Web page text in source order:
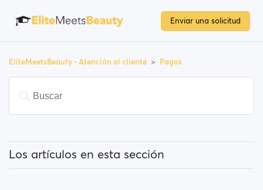
Enviar una solicitud
EliteMeetsBeauty - Atención al cliente Pagos
Los artículos en esta sección